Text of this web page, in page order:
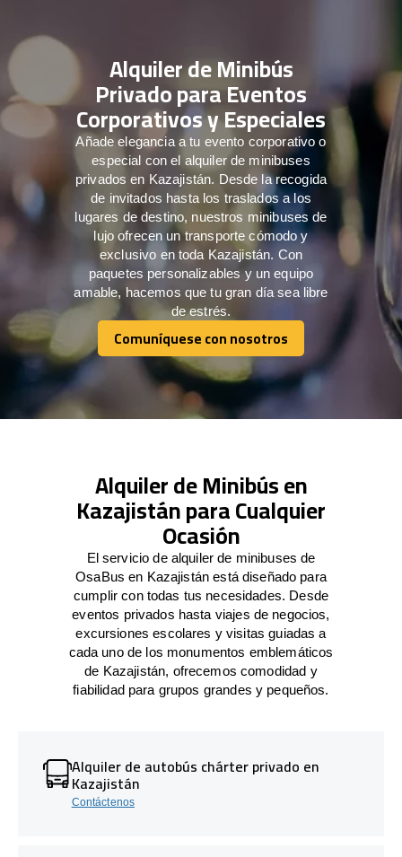
Alquiler de Minibús
Privado para Eventos
Corporativos y Especiales
Añade elegancia a tu evento corporativo o
especial con el alquiler de minibuses
privados en Kazajistán. Desde la recogida
de invitados hasta los traslados a los
lugares de destino, nuestros minibuses de
lujo ofrecen un transporte cómodo y
exclusivo en toda Kazajistán. Con
paquetes personalizables y un equipo
amable, hacemos que tu gran día sea libre
de estrés.
Comuníquese con nosotros
Comuníquese con nosotros
Alquiler de Minibús en
Kazajistán para Cualquier
Ocasión
El servicio de alquiler de minibuses de
OsaBus en Kazajistán está diseñado para
cumplir con todas tus necesidades. Desde
eventos privados hasta viajes de negocios,
excursiones escolares y visitas guiadas a
cada uno de los monumentos emblemáticos
de Kazajistán, ofrecemos comodidad y
fiabilidad para grupos grandes y pequeños.
Alquiler de autobús chárter privado en
Kazajistán
Contáctenos